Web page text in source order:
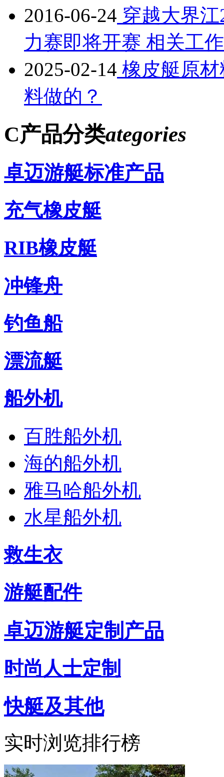
2016-06-24 穿越大界
力赛即将开赛 相关工
2025-02-14 橡皮艇原
料做的？
C产品分类ategories
卓迈游艇标准产品
充气橡皮艇
RIB橡皮艇
冲锋舟
钓鱼船
漂流艇
船外机
百胜船外机
海的船外机
雅马哈船外机
水星船外机
救生衣
游艇配件
卓迈游艇定制产品
时尚人士定制
快艇及其他
实时浏览排行榜